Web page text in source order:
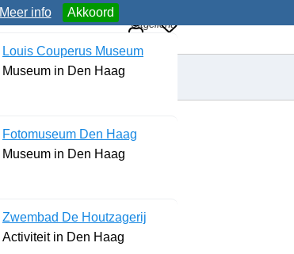
Meer info Akkoord
Uitgelicht
Louis Couperus Museum
Museum in Den Haag
Fotomuseum Den Haag
Museum in Den Haag
Zwembad De Houtzagerij
Activiteit in Den Haag